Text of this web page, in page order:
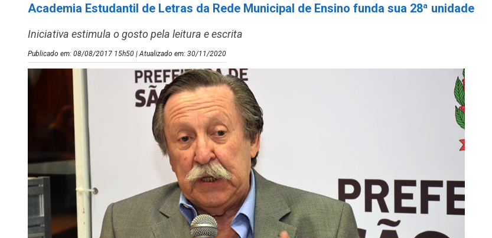
Academia Estudantil de Letras da Rede Municipal de Ensino funda sua 28ª unidade
Iniciativa estimula o gosto pela leitura e escrita
Publicado em: 08/08/2017 15h50 | Atualizado em: 30/11/2020